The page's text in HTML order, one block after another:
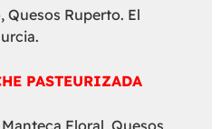
Quesos Ruperto. El
PASTEURIZADA